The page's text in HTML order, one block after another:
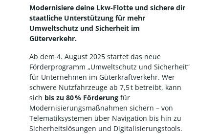
Modernisiere deine Lkw-Flotte und sichere dir
staatliche Unterstützung für mehr
Umweltschutz und Sicherheit im
Güterverkehr.
Ab dem 4. August 2025 startet das neue
Förderprogramm „Umweltschutz und Sicherheit“
für Unternehmen im Güterkraftverkehr. Wer
schwere Nutzfahrzeuge ab 7,5 t betreibt, kann
sich bis zu 80 % Förderung für
Modernisierungsmaßnahmen sichern – von
Telematiksystemen über Navigation bis hin zu
Sicherheitslösungen und Digitalisierungstools.